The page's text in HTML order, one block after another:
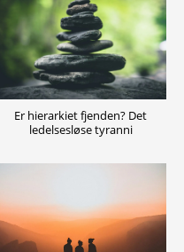
Er hierarkiet fjenden? Det
ledelsesløse tyranni